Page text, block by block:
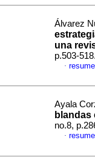
Álvarez
una
p.503-
·
Ayala
blandas
no.8,
·